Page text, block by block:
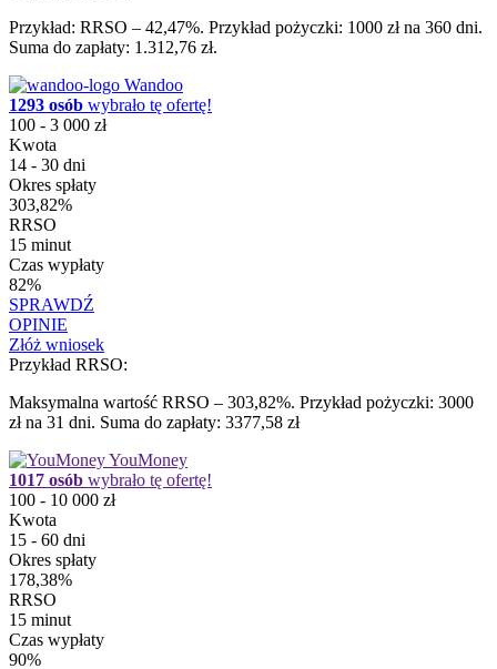
Przykład: RRSO – 42,47%. Przykład pożyczki: 1000 zł na 360 dni.
Suma do zapłaty: 1.312,76 zł.
Wandoo
1293 osób wybrało tę ofertę!
100 - 3 000 zł
Kwota
14 - 30 dni
Okres spłaty
303,82%
RRSO
15 minut
Czas wypłaty
82%
SPRAWDŹ
OPINIE
Złóż wniosek
Przykład RRSO:
Maksymalna wartość RRSO – 303,82%. Przykład pożyczki: 3000
zł na 31 dni. Suma do zapłaty: 3377,58 zł
YouMoney
1017 osób wybrało tę ofertę!
100 - 10 000 zł
Kwota
15 - 60 dni
Okres spłaty
178,38%
RRSO
15 minut
Czas wypłaty
90%